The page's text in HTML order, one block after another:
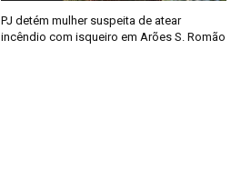
PJ detém mulher suspeita de atear
incêndio com isqueiro em Arões S. Romão